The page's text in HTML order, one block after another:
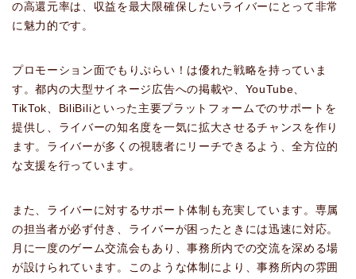
の高還元率は、収益を最大限確保したいライバーにとって非常
に魅力的です。
プロモーション面でもりぷらい！は優れた戦略を持っていま
す。都内の大型サイネージ広告への掲載や、YouTube、
TikTok、BiliBiliといった主要プラットフォームでのサポートを
提供し、ライバーの知名度を一気に拡大させるチャンスを作り
ます。ライバーが多くの視聴者にリーチできるよう、全方位的
な支援を行っています。
また、ライバーに対するサポート体制も充実しています。専属
の担当者が必ず付き、ライバーが困ったときには迅速に対応。
月に一度のゲーム交流会もあり、事務所内での交流を深める場
が設けられています。このような体制により、事務所内の雰囲